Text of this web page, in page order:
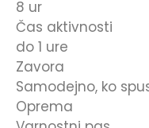
8 ur
Čas aktivnosti
do 1 ure
Zavora
Samodejno, ko
Oprema